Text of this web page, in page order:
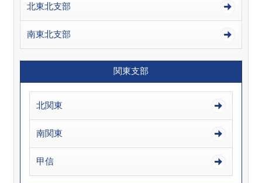
北東北支部
南東北支部
関東支部
北関東
南関東
甲信